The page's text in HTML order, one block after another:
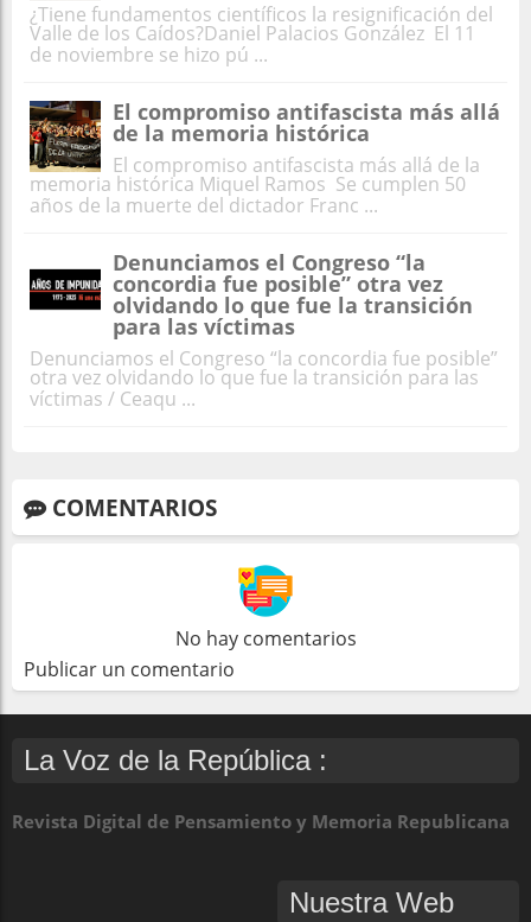
¿Tiene fundamentos científicos la resignificación del
Valle de los Caídos?Daniel Palacios González El 11
de noviembre se hizo pú ...
El compromiso antifascista más allá
de la memoria histórica
El compromiso antifascista más allá de la
memoria histórica Miquel Ramos Se cumplen 50
años de la muerte del dictador Franc ...
Denunciamos el Congreso “la
concordia fue posible” otra vez
olvidando lo que fue la transición
para las víctimas
Denunciamos el Congreso “la concordia fue posible”
otra vez olvidando lo que fue la transición para las
víctimas / Ceaqu ...
COMENTARIOS
No hay comentarios
Publicar un comentario
La Voz de la República :
Revista Digital de Pensamiento y Memoria Republicana
Nuestra Web